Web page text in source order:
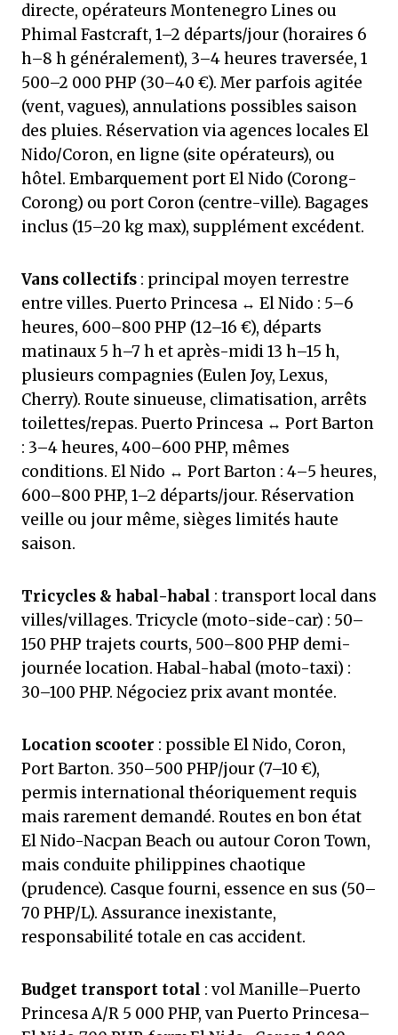
directe, opérateurs Montenegro Lines ou
Phimal Fastcraft, 1–2 départs/jour (horaires 6
h–8 h généralement), 3–4 heures traversée, 1
500–2 000 PHP (30–40 €). Mer parfois agitée
(vent, vagues), annulations possibles saison
des pluies. Réservation via agences locales El
Nido/Coron, en ligne (site opérateurs), ou
hôtel. Embarquement port El Nido (Corong-
Corong) ou port Coron (centre-ville). Bagages
inclus (15–20 kg max), supplément excédent.
Vans collectifs : principal moyen terrestre
entre villes. Puerto Princesa ↔ El Nido : 5–6
heures, 600–800 PHP (12–16 €), départs
matinaux 5 h–7 h et après-midi 13 h–15 h,
plusieurs compagnies (Eulen Joy, Lexus,
Cherry). Route sinueuse, climatisation, arrêts
toilettes/repas. Puerto Princesa ↔ Port Barton
: 3–4 heures, 400–600 PHP, mêmes
conditions. El Nido ↔ Port Barton : 4–5 heures,
600–800 PHP, 1–2 départs/jour. Réservation
veille ou jour même, sièges limités haute
saison.
Tricycles & habal-habal : transport local dans
villes/villages. Tricycle (moto-side-car) : 50–
150 PHP trajets courts, 500–800 PHP demi-
journée location. Habal-habal (moto-taxi) :
30–100 PHP. Négociez prix avant montée.
Location scooter : possible El Nido, Coron,
Port Barton. 350–500 PHP/jour (7–10 €),
permis international théoriquement requis
mais rarement demandé. Routes en bon état
El Nido-Nacpan Beach ou autour Coron Town,
mais conduite philippines chaotique
(prudence). Casque fourni, essence en sus (50–
70 PHP/L). Assurance inexistante,
responsabilité totale en cas accident.
Budget transport total : vol Manille–Puerto
Princesa A/R 5 000 PHP, van Puerto Princesa–